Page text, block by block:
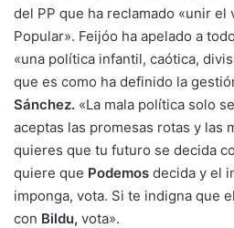
del PP que ha reclamado «unir
Popular». Feijóo ha apelado a
«una política infantil, caótica,
que es como ha definido la
Sánchez. «La mala política solo
aceptas las promesas rotas y las
quieres que tu futuro se decida
quiere que Podemos decida y el
imponga, vota. Si te indigna que
con Bildu, vota».